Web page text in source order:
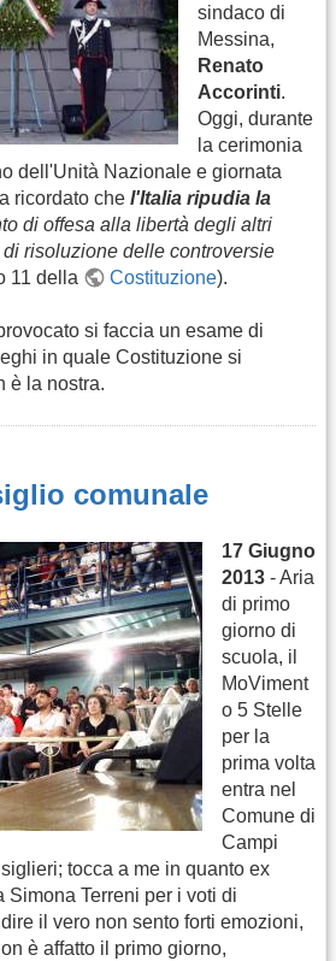
sindaco di
Messina,
Renato
Accorinti.
Oggi, durante
la cerimonia
dell'Unità Nazionale e giornata
ricordato che l'Italia ripudia la
di offesa alla libertà degli altri
risoluzione delle controversie
11 della Costituzione).
si faccia un esame di
in quale Costituzione si
è la nostra.
comunale
17 Giugno
2013 - Aria
di primo
giorno di
scuola, il
MoViment
o 5 Stelle
per la
prima volta
entra nel
Comune di
Campi
tocca a me in quanto ex
Simona Terreni per i voti di
il vero non sento forti emozioni,
è affatto il primo giorno,